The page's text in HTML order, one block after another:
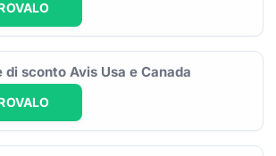
di sconto Avis Usa e Canada